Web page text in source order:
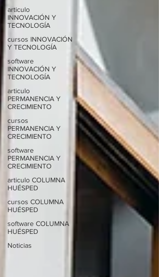
articulo
INNOVACIÓN Y
TECNOLOGÍA
cursos INNOVACIÓN
Y TECNOLOGÍA
software
INNOVACIÓN Y
TECNOLOGÍA
articulo
PERMANENCIA Y
CRECIMIENTO
cursos
PERMANENCIA Y
CRECIMIENTO
software
PERMANENCIA Y
CRECIMIENTO
articulo COLUMNA
HUÉSPED
cursos COLUMNA
HUÉSPED
software COLUMNA
HUÉSPED
Noticias